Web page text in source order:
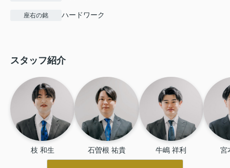
座右の銘 ハードワーク
スタッフ紹介
枝 和生 石曽根 祐貴 牛嶋 祥利 宮